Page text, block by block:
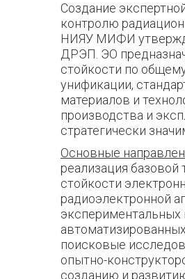
Создание
контролю
НИЯУ МИФИ
ДРЭП. ЭО
стойкости по
унификации,
материалов и
производства и
стратегически
Основные
реализация базовой
стойкости
радиоэлектронной
экспериментальных
поисковые
опытно-
созданию и